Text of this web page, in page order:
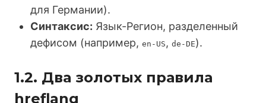
для Германии).
Синтаксис: Язык-Регион, разделенный
дефисом (например, en-US , de-DE).
1.2. Два золотых правила
hreflang